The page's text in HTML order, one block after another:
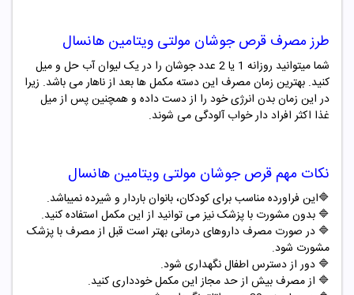
طرز مصرف قرص جوشان مولتی ویتامین هانسال
شما میتوانید روزانه 1 یا 2 عدد جوشان را در یک لیوان آب حل و میل
کنید. بهترین زمان مصرف این دسته مکمل ها بعد از ناهار می باشد. زیرا
در این زمان بدن انرژی خود را از دست داده و همچنین پس از میل
غذا اکثر افراد دار خواب آلودگی می شوند.
نکات مهم قرص جوشان مولتی ویتامین هانسال
🔷این فراورده مناسب برای کودکان، بانوان باردار و شیرده نمیباشد.
🔷 بدون مشورت با پزشک نیز می توانید از این مکمل استفاده کنید.
🔷 در صورت مصرف داروهای درمانی بهتر است قبل از مصرف با پزشک
مشورت شود.
🔷 دور از دسترس اطفال نگهداری شود.
🔷 از مصرف بیش از حد مجاز این مکمل خودداری کنید.